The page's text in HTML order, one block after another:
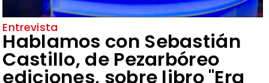
Entrevista
Hablamos con Sebastián
Castillo, de Pezarbóreo
ediciones, sobre libro "Era